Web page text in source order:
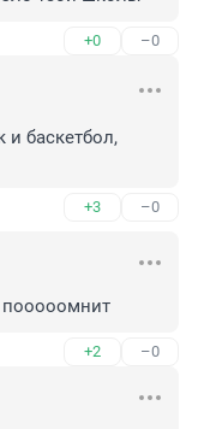
+0 –0
и баскетбол,
+3 –0
+2 –0